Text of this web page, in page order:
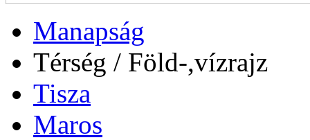
Manapság
Térség / Föld-,vízrajz
Tisza
Maros